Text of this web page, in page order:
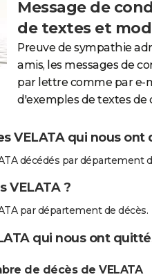
Message de
de textes et
Preuve de sympathie
amis, les messages de
par lettre comme par e-
d'exemples de textes de
VELATA qui nous ont
décédés par département
VELATA ?
par département de décès.
qui nous ont
de décès de VELATA